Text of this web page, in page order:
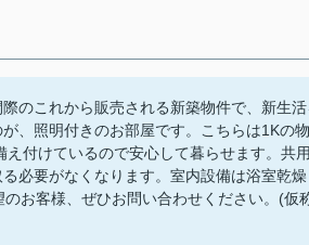
のこれから販売される新築物件で、新生
、照明付きのお部屋です。こちらは1Kの物
付けているので安心して暮らせます。共
必要がなくなります。室内設備は浴室乾燥
お客様、ぜひお問い合わせください。(仮